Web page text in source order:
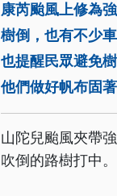
康芮颱風上修為
樹倒，也有不少
也提醒民眾避免
他們做好帆布固
山陀兒颱風夾帶
吹倒的路樹打中。